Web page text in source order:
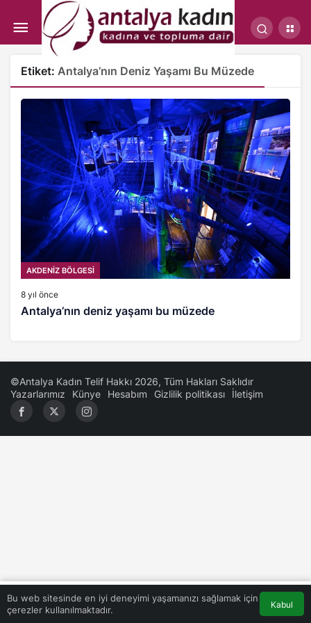
Etiket: Antalya’nın Deniz Yaşamı Bu Müzede
AKDENİZ BÖLGESİ
8 yıl önce
Antalya’nın deniz yaşamı bu müzede
Bu web sitesinde en iyi deneyimi yaşamanızı sağlamak için
çerezler kullanılmaktadır.
Kabul
©Antalya Kadın Telif Hakkı 2026, Tüm Hakları Saklıdır
Yazarlarımız
Künye Hesabım Gizlilik politikası İletişim
0